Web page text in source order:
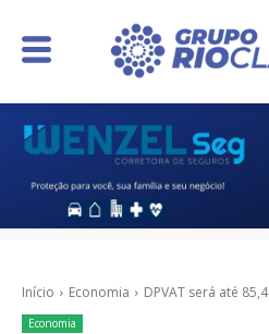
Início Economia DPVAT será até
Economia